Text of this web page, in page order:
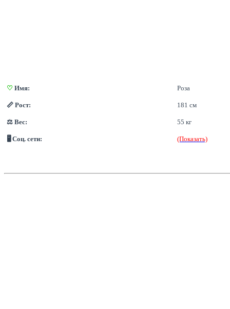
♡ Имя: Роза
📏 Рост: 181 см
⚖ Вес: 55 кг
🖥 Соц. сети: (Показать)